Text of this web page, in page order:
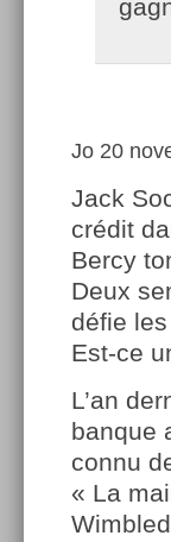
Jo 20
Jack
crédit
Bercy
Deux
défie
Est-ce
L’an
banque
connu
« La